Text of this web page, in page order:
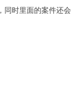
同时里面的案件还会